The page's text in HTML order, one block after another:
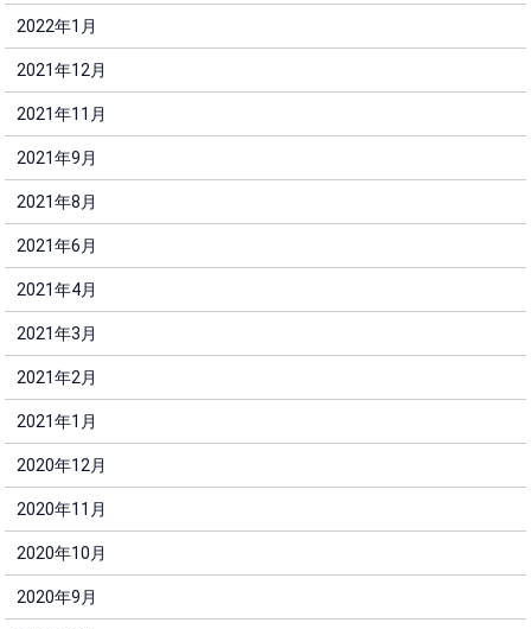
2022年1月
2021年12月
2021年11月
2021年9月
2021年8月
2021年6月
2021年4月
2021年3月
2021年2月
2021年1月
2020年12月
2020年11月
2020年10月
2020年9月